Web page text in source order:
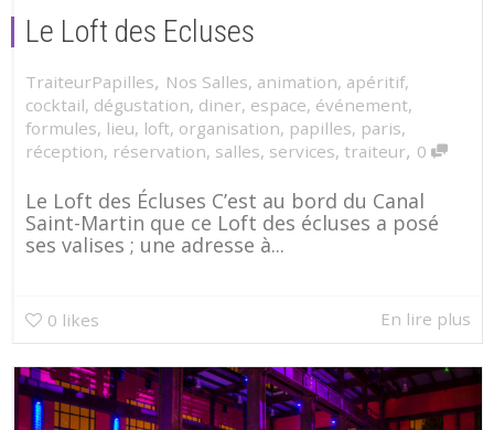
Le Loft des Ecluses
TraiteurPapilles, Nos Salles, animation, apéritif,
cocktail, dégustation, diner, espace, événement,
formules, lieu, loft, organisation, papilles, paris,
réception, réservation, salles, services, traiteur, 0
Le Loft des Écluses C’est au bord du Canal
Saint-Martin que ce Loft des écluses a posé
ses valises ; une adresse à...
0 likes En lire plus